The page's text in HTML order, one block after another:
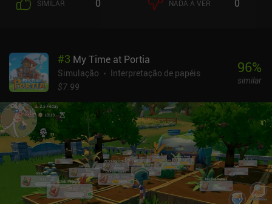
SIMILAR 0 NADA A VER 0
#3 My Time at Portia
Simulação
Interpretação de papéis
$7.99
96%
similar